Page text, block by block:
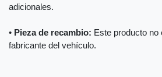
adicionales.
• Pieza de recambio: Este producto no
fabricante del vehículo.